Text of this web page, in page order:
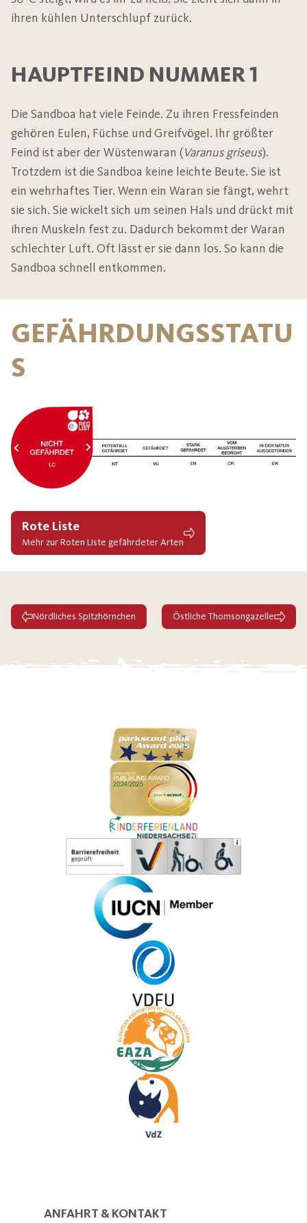
ihren kühlen Unterschlupf zurück.
HAUPTFEIND NUMMER 1
Die Sandboa hat viele Feinde. Zu ihren Fressfeinden
gehören Eulen, Füchse und Greifvögel. Ihr größter
Feind ist aber der Wüstenwaran (Varanus griseus).
Trotzdem ist die Sandboa keine leichte Beute. Sie ist
ein wehrhaftes Tier. Wenn ein Waran sie fängt, wehrt
sie sich. Sie wickelt sich um seinen Hals und drückt mit
ihren Muskeln fest zu. Dadurch bekommt der Waran
schlechter Luft. Oft lässt er sie dann los. So kann die
Sandboa schnell entkommen.
GEFÄHRDUNGSSTATU
S
Rote Liste
Mehr zur Roten Liste gefährdeter Arten
Nördliches Spitzhörnchen Östliche Thomsongazelle
ANFAHRT & KONTAKT